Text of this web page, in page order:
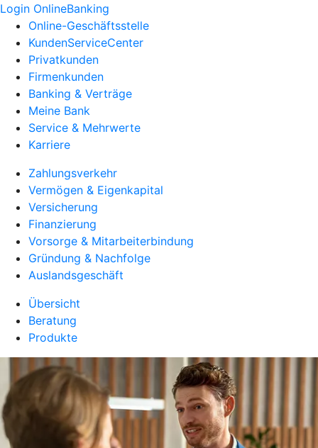
Login OnlineBanking
Online-Geschäftsstelle
KundenServiceCenter
Privatkunden
Firmenkunden
Banking & Verträge
Meine Bank
Service & Mehrwerte
Karriere
Zahlungsverkehr
Vermögen & Eigenkapital
Versicherung
Finanzierung
Vorsorge & Mitarbeiterbindung
Gründung & Nachfolge
Auslandsgeschäft
Übersicht
Beratung
Produkte